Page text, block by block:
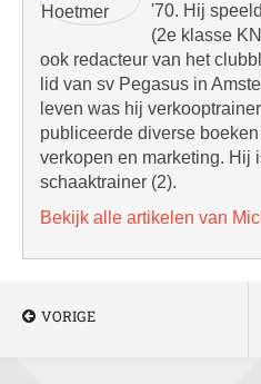
'70. Hij
(2e klasse
ook redacteur van het
lid van sv Pegasus in
leven was hij
publiceerde diverse
verkopen en marketing. Hij
schaaktrainer (2).
Bekijk alle artikelen van
VORIGE